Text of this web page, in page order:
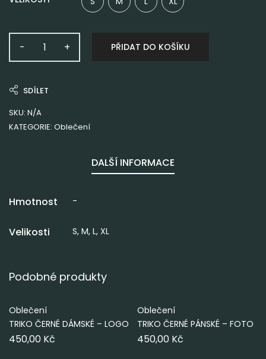
PŘIDAT DO KOŠÍKU
SDÍLET
SKU: N/A
KATEGORIE: Oblečení
DALŠÍ INFORMACE
Hmotnost -
Velikosti S, M, L, XL
Podobné produkty
VÝBĚR MOŽNOSTÍ
Oblečení
TRIKO ČERNÉ DÁMSKÉ – LOGO
450,00 Kč
Oblečení
TRIKO ČERNÉ PÁNSKÉ – FOTO
450,00 Kč